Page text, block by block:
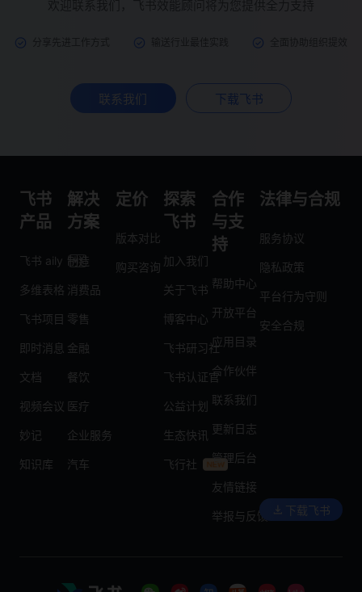
联系我们 下载飞书
飞书
产品
飞书 aily
多维表格
飞书项目
即时消息
文档
视频会议
妙记
知识库
解决
方案
制造
消费品
零售
金融
餐饮
医疗
企业服务
汽车
定价
版本对比
购买咨询
探索
飞书
加入我们
关于飞书
博客中心
飞书研习社
飞书认证官
公益计划
生态快讯
飞行社
合作
与支
持
帮助中心
开放平台
应用目录
合作伙伴
联系我们
更新日志
管理后台
友情链接
举报与反馈
法律与合规
服务协议
隐私政策
平台行为守则
安全合规
下载飞书